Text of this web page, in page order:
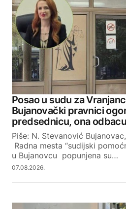
Posao u sudu za
Bujanovački pravnici
predsednicu, ona
Piše: N. Stevanović
Radna mesta “sudijski
u Bujanovcu popunjena su…
07.08.2026.